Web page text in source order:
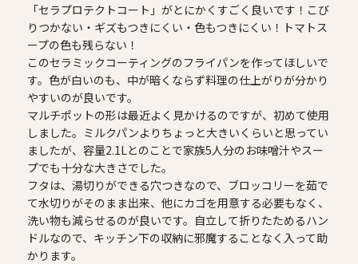
「セラプロテクトコート」がとにかくすごく良いです！こび
りつかない・ギズもつきにくい・色もつきにくい！トマトス
ープの色も残らない！
このセラミックコーティングのフライパンを作ってほしいで
す。色が白いのも、中が暗くならず料理の仕上がりが分かり
やすいのが良いです。
マルチポットの形は最近よく見かけるのですが、初めて使用
しました。ミルクパンよりちょっと大きいくらいと思ってい
ましたが、容量2.1Lとのことで家族5人分のお味噌汁やスー
プでも十分な大きさでした。
フタは、湯切りができる穴つきなので、ブロッコリーを茹で
て水切りがそのまま出来、他にカゴを用意する必要もなく、
洗い物も減らせるのが良いです。自立して折りたためるハン
ドルなので、キッチン下の収納に邪魔することなく入って助
かります。